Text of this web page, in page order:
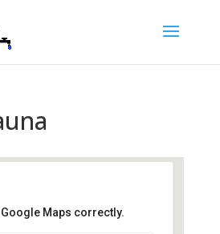
Maps correctly.